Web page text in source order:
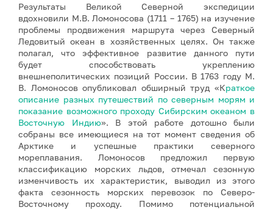
Результаты Великой Северной экспедиции
вдохновили М.В. Ломоносова (1711 – 1765) на изучение
проблемы продвижения маршрута через Северный
Ледовитый океан в хозяйственных целях. Он также
полагал, что эффективное развитие данного пути
будет способствовать укреплению
внешнеполитических позиций России. В 1763 году М.
В. Ломоносов опубликовал обширный труд «Краткое
описание разных путешествий по северным морям и
показание возможного проходу Сибирским океаном в
Восточную Индию». В этой работе дотошно были
собраны все имеющиеся на тот момент сведения об
Арктике и успешные практики северного
мореплавания. Ломоносов предложил первую
классификацию морских льдов, отмечал сезонную
изменчивость их характеристик, выводил из этого
факта сезонность морских перевозок по Северо-
Восточному проходу. Помимо потенциальной